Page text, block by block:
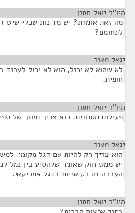
היו"ר יואל חסון
מה זאת אומרת? יש מדינות שכלי שיט
לתחומם?
יגאל מאור
לא שהוא לא יכול, הוא לא יכול לעבוד
חופית.
היו"ר יואל חסון
פעילות מסחרית. הוא צריך תיווך של
יגאל מאור
הוא צריך רק להיות עם דגל מקומי.
יש ממש חוק שאומר שלהסיע בין נמל
העברה זה רק אניות בדגל אמריקאי.
היו"ר יואל חסון